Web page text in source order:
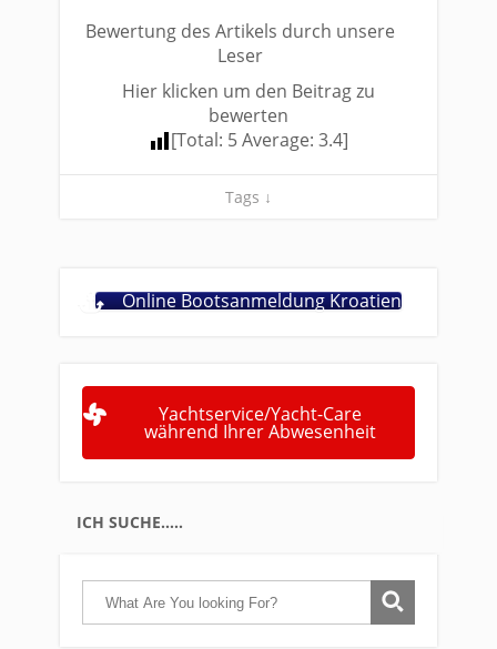
Bewertung des Artikels durch unsere
Leser
Hier klicken um den Beitrag zu
bewerten
[Total: 5Average: 3.4]
Tags ↓
Online Bootsanmeldung Kroatien
Yachtservice/Yacht-Care
während Ihrer Abwesenheit
ICH SUCHE…..